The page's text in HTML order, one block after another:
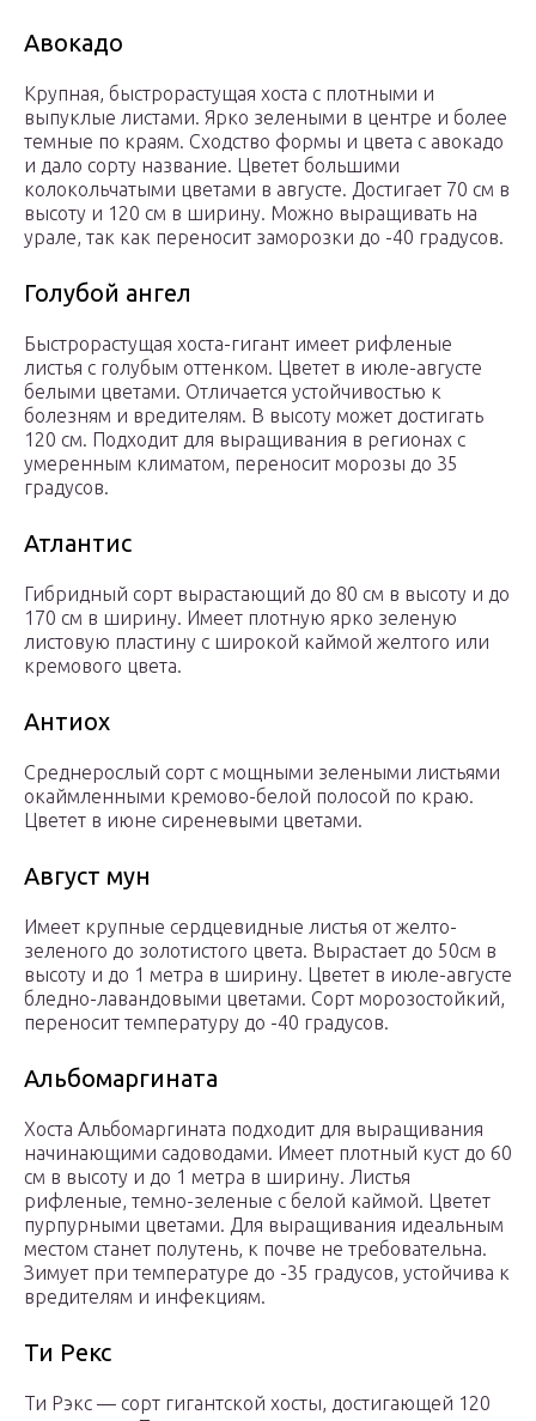
Авокадо
Крупная, быстрорастущая хоста с плотными и
выпуклые листами. Ярко зелеными в центре и более
темные по краям. Сходство формы и цвета с авокадо
и дало сорту название. Цветет большими
колокольчатыми цветами в августе. Достигает 70 см в
высоту и 120 см в ширину. Можно выращивать на
урале, так как переносит заморозки до -40 градусов.
Голубой ангел
Быстрорастущая хоста-гигант имеет рифленые
листья с голубым оттенком. Цветет в июле-августе
белыми цветами. Отличается устойчивостью к
болезням и вредителям. В высоту может достигать
120 см. Подходит для выращивания в регионах с
умеренным климатом, переносит морозы до 35
градусов.
Атлантис
Гибридный сорт вырастающий до 80 см в высоту и до
170 см в ширину. Имеет плотную ярко зеленую
листовую пластину с широкой каймой желтого или
кремового цвета.
Антиох
Среднерослый сорт с мощными зелеными листьями
окаймленными кремово-белой полосой по краю.
Цветет в июне сиреневыми цветами.
Август мун
Имеет крупные сердцевидные листья от желто-
зеленого до золотистого цвета. Вырастает до 50см в
высоту и до 1 метра в ширину. Цветет в июле-августе
бледно-лавандовыми цветами. Сорт морозостойкий,
переносит температуру до -40 градусов.
Альбомаргината
Хоста Альбомаргината подходит для выращивания
начинающими садоводами. Имеет плотный куст до 60
см в высоту и до 1 метра в ширину. Листья
рифленые, темно-зеленые с белой каймой. Цветет
пурпурными цветами. Для выращивания идеальным
местом станет полутень, к почве не требовательна.
Зимует при температуре до -35 градусов, устойчива к
вредителям и инфекциям.
Ти Рекс
Ти Рэкс — сорт гигантской хосты, достигающей 120